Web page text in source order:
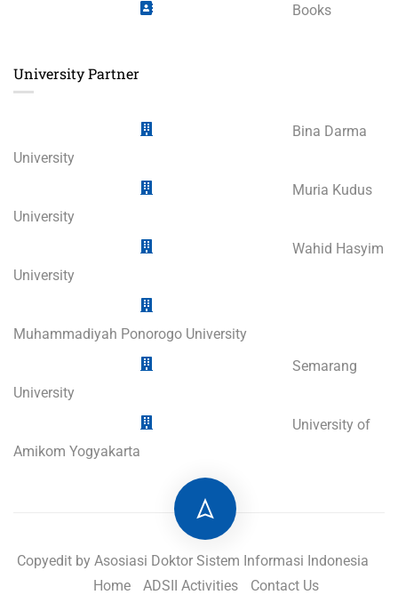
Books
University Partner
Bina Darma
University
Muria Kudus
University
Wahid Hasyim
University
Muhammadiyah Ponorogo University
Semarang
University
University of
Amikom Yogyakarta
Copyedit by Asosiasi Doktor Sistem Informasi Indonesia
Home
ADSII Activities Contact Us